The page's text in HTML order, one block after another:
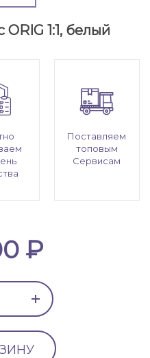
1:1, белый
Поставляем
топовым
Сервисам
₽